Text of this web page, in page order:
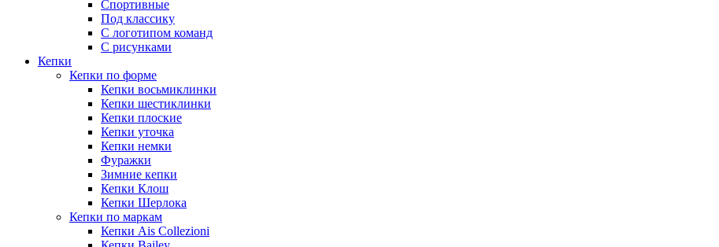
Спортивные
Под классику
С логотипом команд
С рисунками
Кепки
Кепки по форме
Кепки восьмиклинки
Кепки шестиклинки
Кепки плоские
Кепки уточка
Кепки немки
Фуражки
Зимние кепки
Кепки Клош
Кепки Шерлока
Кепки по маркам
Кепки Ais Collezioni